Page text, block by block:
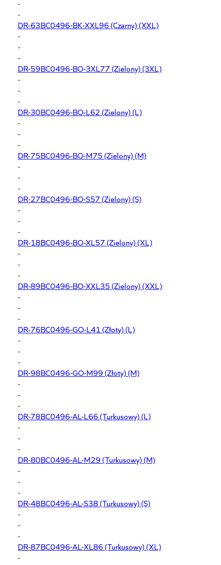
-
-
DR-63BC0496-BK-XXL96 (Czarny) (XXL)
-
-
-
DR-59BC0496-BO-3XL77 (Zielony) (3XL)
-
-
-
DR-30BC0496-BO-L62 (Zielony) (L)
-
-
-
DR-75BC0496-BO-M75 (Zielony) (M)
-
-
-
DR-27BC0496-BO-S57 (Zielony) (S)
-
-
-
DR-18BC0496-BO-XL57 (Zielony) (XL)
-
-
-
DR-89BC0496-BO-XXL35 (Zielony) (XXL)
-
-
-
DR-76BC0496-GO-L41 (Złoty) (L)
-
-
-
DR-98BC0496-GO-M99 (Złoty) (M)
-
-
-
DR-78BC0496-AL-L66 (Turkusowy) (L)
-
-
-
DR-80BC0496-AL-M29 (Turkusowy) (M)
-
-
-
DR-48BC0496-AL-S38(Turkusowy) (S)
-
-
-
DR-87BC0496-AL-XL86 (Turkusowy) (XL)
-